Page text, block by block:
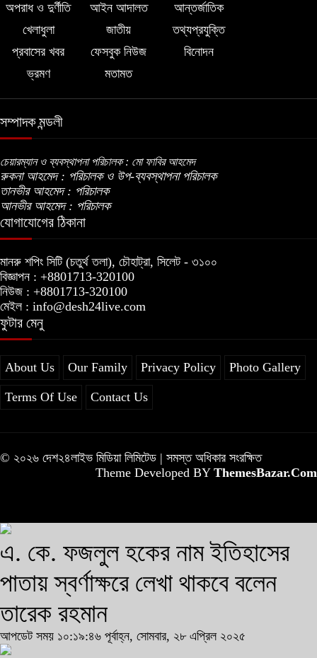
অপরাধ ও দুর্ণীতি আইন আদালত
আন্তর্জাতিক
খেলাধুলা
জাতীয়
তথ্যপ্রযুক্তি
প্রবাসের খবর
ফেসবুক নিউজ
বিনোদন
ভ্রমণ
মতামত
সম্পাদক মন্ডলী
চেয়ারম্যান ও ব্যবস্থাপনা পরিচালক : মো ফাবির আহমেদ
রুকনা আহমেদ : পরিচালক ও উপ-ব্যবস্থাপনা পরিচালক
তানভীর আহমেদ : পরিচালক
আনভীর আহমেদ : পরিচালক
যোগাযোগের ঠিকানা
মানরু শপিং সিটি (চতুর্থ তলা), চৌহাট্রা, সিলেট - ৩১০০
বিজ্ঞাপন : +8801713-320100
নিউজ : +8801713-320100
মেইল : info@desh24live.com
ফুটার মেনু
About Us Our Family Privacy Policy Photo Gallery
Terms Of Use Contact Us
© ২০২৬ দেশ২৪লাইভ মিডিয়া লিমিটেড | সমস্ত অধিকার সংরক্ষিত
Theme Developed BY ThemesBazar.Com
এ. কে. ফজলুল হকের নাম ইতিহাসের
পাতায় স্বর্ণাক্ষরে লেখা থাকবে বলেন
তারেক রহমান
আপডেট সময় ১০:১৯:৪৬ পূর্বাহ্ন, সোমবার, ২৮ এপ্রিল ২০২৫